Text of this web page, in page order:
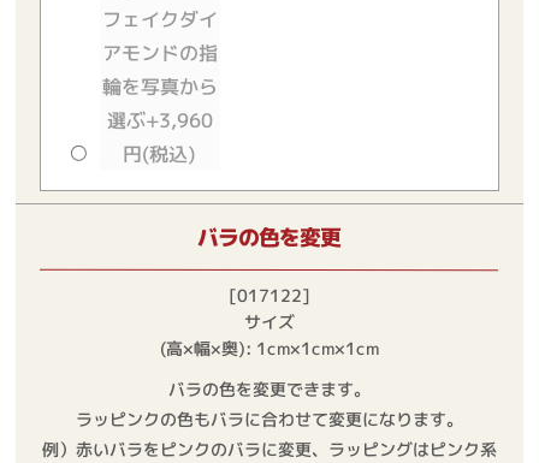
フェイクダイ
アモンドの指
輪を写真から
選ぶ+3,960
円(税込)
バラの色を変更
[017122]
サイズ
(高×幅×奥): 1cm×1cm×1cm
バラの色を変更できます。
ラッピンクの色もバラに合わせて変更になります。
例）赤いバラをピンクのバラに変更、ラッピングはピンク系